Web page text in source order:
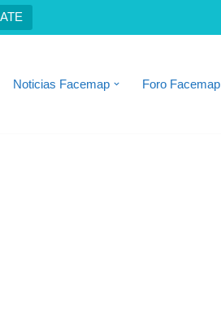
Noticias Facemap Foro Facemap